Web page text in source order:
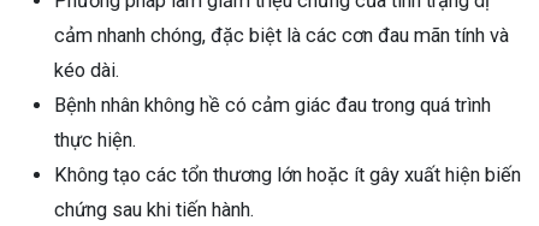
cảm nhanh chóng, đặc biệt là các cơn đau mãn tính và
kéo dài.
Bệnh nhân không hề có cảm giác đau trong quá trình
thực hiện.
Không tạo các tổn thương lớn hoặc ít gây xuất hiện biến
chứng sau khi tiến hành.